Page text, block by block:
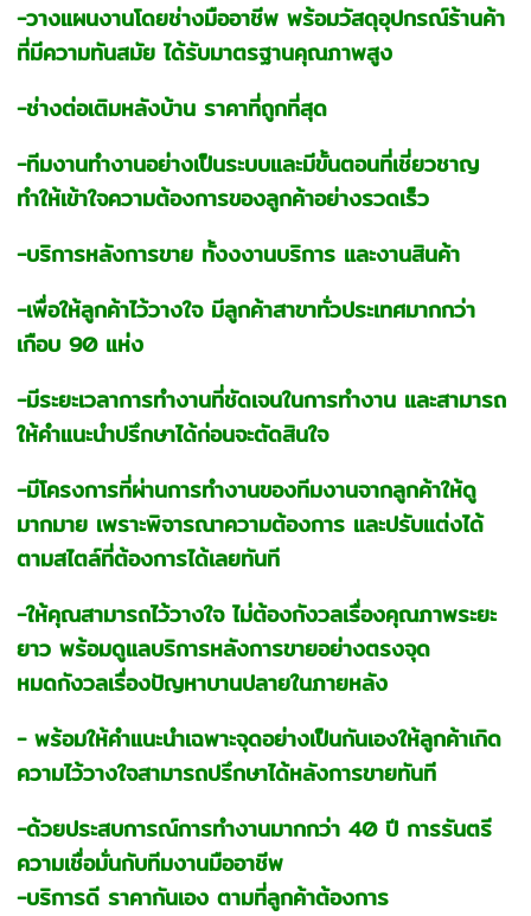
-วางแผนงานโดยช่างมืออาชีพ พร้อมวัสดุอุปกรณ์ร้านค้า
ที่มีความทันสมัย ได้รับมาตรฐานคุณภาพสูง
-ช่างต่อเติมหลังบ้าน ราคาที่ถูกที่สุด
-ทีมงานทำงานอย่างเป็นระบบและมีขั้นตอนที่เชี่ยวชาญ
ทำให้เข้าใจความต้องการของลูกค้าอย่างรวดเร็ว
-บริการหลังการขาย ทั้งงงานบริการ และงานสินค้า
-เพื่อให้ลูกค้าไว้วางใจ มีลูกค้าสาขาทั่วประเทศมากกว่า
เกือบ 90 แห่ง
-มีระยะเวลาการทำงานที่ชัดเจนในการทำงาน และสามารถ
ให้คำแนะนำปรึกษาได้ก่อนจะตัดสินใจ
-มีโครงการที่ผ่านการทำงานของทีมงานจากลูกค้าให้ดู
มากมาย เพราะพิจารณาความต้องการ และปรับแต่งได้
ตามสไตล์ที่ต้องการได้เลยทันที
-ให้คุณสามารถไว้วางใจ ไม่ต้องกังวลเรื่องคุณภาพระยะ
ยาว พร้อมดูแลบริการหลังการขายอย่างตรงจุด
หมดกังวลเรื่องปัญหาบานปลายในภายหลัง
- พร้อมให้คำแนะนำเฉพาะจุดอย่างเป็นกันเองให้ลูกค้าเกิด
ความไว้วางใจสามารถปรึกษาได้หลังการขายทันที
-ด้วยประสบการณ์การทำงานมากกว่า 40 ปี การรันตรี
ความเชื่อมั่นกับทีมงานมืออาชีพ
-บริการดี ราคากันเอง ตามที่ลูกค้าต้องการ